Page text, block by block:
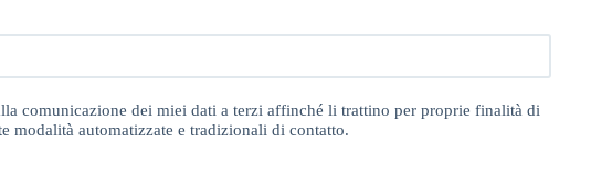
comunicazione dei miei dati a terzi affinché li trattino per proprie finalità di
modalità automatizzate e tradizionali di contatto.